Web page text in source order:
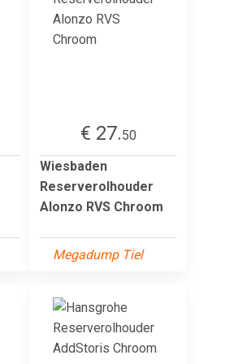
€ 27.50
Wiesbaden
Reserverolhouder
Alonzo RVS Chroom
Megadump Tiel